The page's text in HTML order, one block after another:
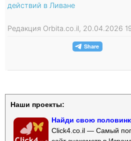
действий в Ливане
Редакция Orbita.co.il, 20.04.2026
Наши проекты:
Найди свою
Click4.co.il — Самый